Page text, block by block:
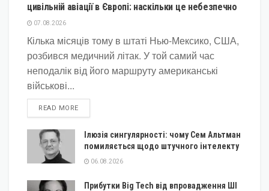
цивільній авіації в Європі: наскільки це небезпечно
07.08.2026
Кілька місяців тому в штаті Нью-Мексико, США,
розбився медичний літак. У той самий час
неподалік від його маршруту американські
військові...
READ MOREDETAILS
Ілюзія сингулярності: чому Сем Альтман
помиляється щодо штучного інтелекту
06.08.2026
Прибутки Big Tech від впровадження ШІ